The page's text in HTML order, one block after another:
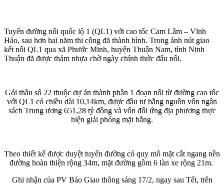
Tuyến đường nối quốc lộ 1 (QL1) với cao tốc Cam Lâm – Vĩnh
Hảo, sau hơn hai năm thi công đã thành hình. Trong ảnh nút giao
kết nối QL1 qua xã Phước Minh, huyện Thuận Nam, tỉnh Ninh
Thuận đã được thảm nhựa chờ ngày chính thức đấu nối.
Gói thầu số 22 thuộc dự án thành phần 1 đoạn nối từ đường cao tốc
với QL1 có chiều dài 10,14km, được đầu tư bằng nguồn vốn ngân
sách Trung ương 651,28 tỷ đồng và vốn đối ứng địa phương thực
hiện giải phóng mặt bằng.
Theo thiết kế được duyệt tuyến đường có quy mô mặt cắt ngang nền
đường hoàn thiện rộng 34m, mặt đường gồm 6 làn xe rộng 21m.
Ghi nhận của PV Báo Giao thông sáng 17/2, ngay sau Tết, trên